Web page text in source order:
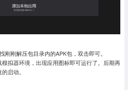
刚刚解压包目录内的APK包，双击即可。
拟器环境，出现应用图标即可运行了。 后期再
启动。